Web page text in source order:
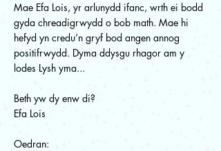
Mae Efa Lois, yr arlunydd ifanc, wrth ei bodd
gyda chreadigrwydd o bob math. Mae hi
hefyd yn credu’n gryf bod angen annog
positifrwydd. Dyma ddysgu rhagor am y
lodes Lysh yma...
Beth yw dy enw di?
Efa Lois
Oedran: